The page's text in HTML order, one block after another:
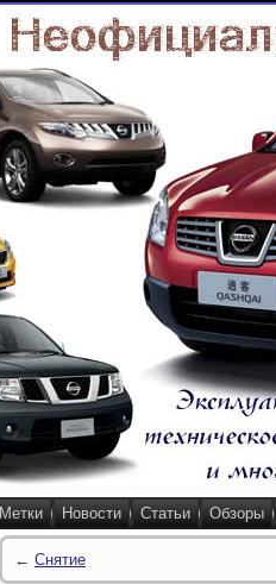
Метки Новости Статьи Обзоры
← Снятие